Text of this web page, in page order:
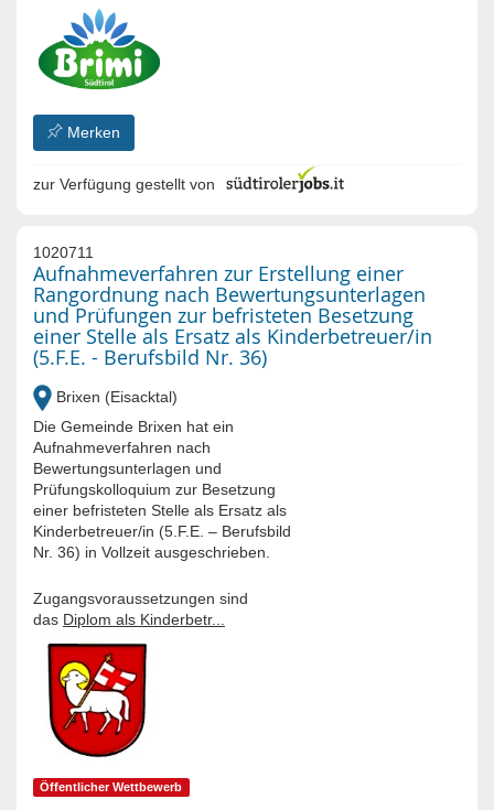
Merken
zur Verfügung gestellt von
1020711
Aufnahmeverfahren zur Erstellung einer
Rangordnung nach Bewertungsunterlagen
und Prüfungen zur befristeten Besetzung
einer Stelle als Ersatz als Kinderbetreuer/in
(5.F.E. - Berufsbild Nr. 36)
Brixen (Eisacktal)
Die Gemeinde Brixen hat ein
Aufnahmeverfahren nach
Bewertungsunterlagen und
Prüfungskolloquium zur Besetzung
einer befristeten Stelle als Ersatz als
Kinderbetreuer/in (5.F.E. – Berufsbild
Nr. 36) in Vollzeit ausgeschrieben.
Zugangsvoraussetzungen sind
das Diplom als Kinderbetr...
Öffentlicher Wettbewerb